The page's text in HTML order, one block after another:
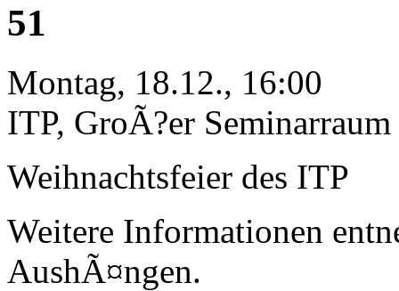
51
Montag, 18.12., 16:00
ITP, GroÃ?er Seminarraum
Weihnachtsfeier des ITP
Weitere Informationen
AushÃ¤ngen.